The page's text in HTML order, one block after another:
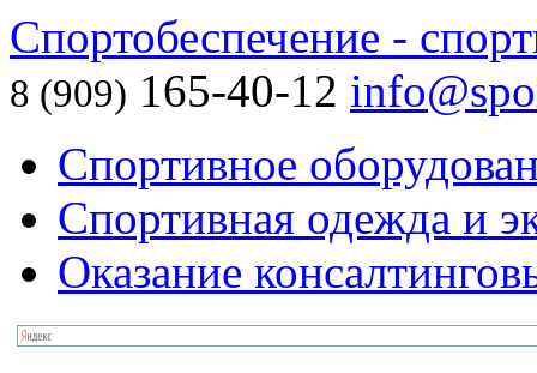
Спортобеспечение -
8 (909) 165-40-12
Спортивное
Спортивная одежда и
Оказание